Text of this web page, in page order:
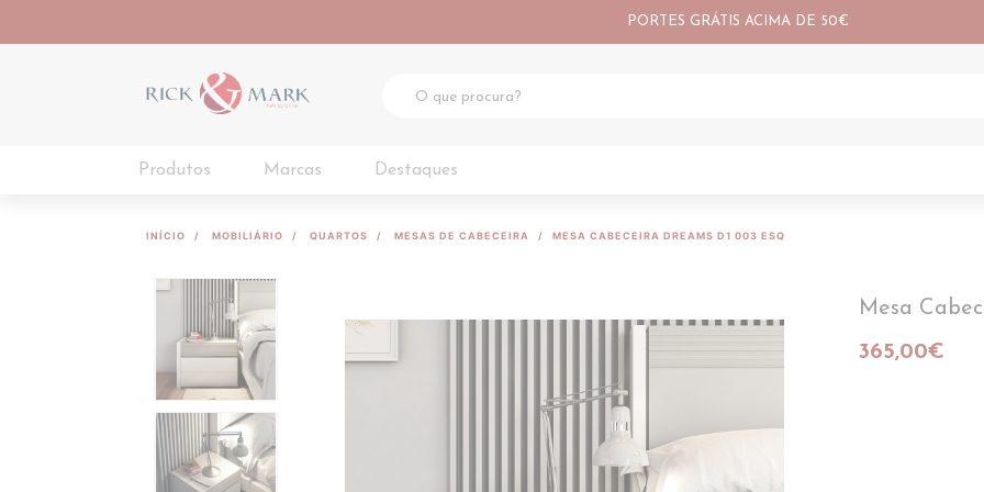
PORTES GRÁTIS ACIMA DE 50€
Produtos Marcas Destaques
INÍCIO MOBILIÁRIO QUARTOS MESAS DE CABECEIRA MESA CABECEIRA DREAMS D1 003 ESQ
Mesa
365,00€